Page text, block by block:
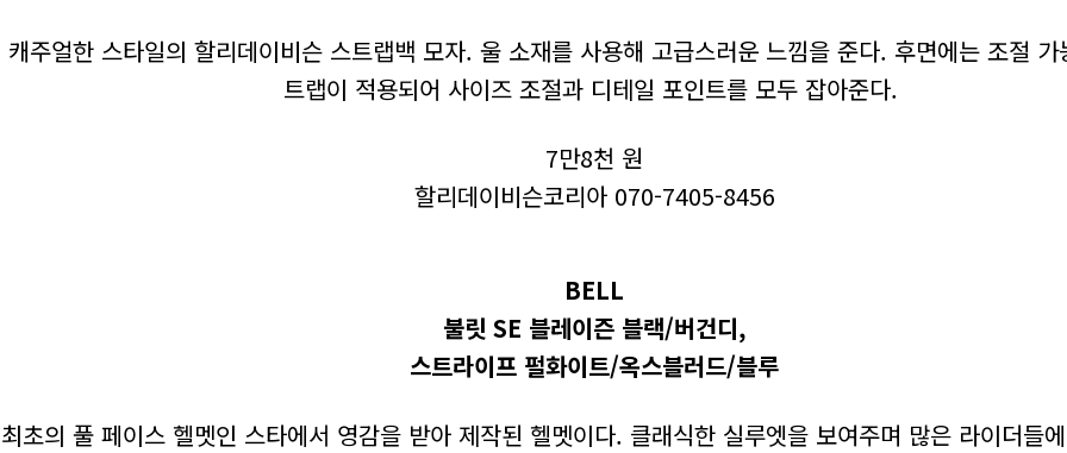
캐주얼한 스타일의 할리데이비슨 스트랩백 모자. 울 소재를 사용해 고급스러운 느낌을 준다. 후면에는 조절
트랩이 적용되어 사이즈 조절과 디테일 포인트를 모두 잡아준다.
7만8천 원
할리데이비슨코리아 070-7405-8456
BELL
불릿 SE 블레이즌 블랙/버건디,
스트라이프 펄화이트/옥스블러드/블루
최초의 풀 페이스 헬멧인 스타에서 영감을 받아 제작된 헬멧이다. 클래식한 실루엣을 보여주며 많은 라이더들